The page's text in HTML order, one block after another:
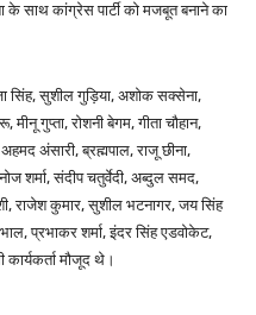
साथ कांग्रेस पार्टी को मजबूत बनाने का
सिंह, सुशील गुड़िया, अशोक सक्सेना,
गुप्ता, रोशनी बेगम, गीता चौहान,
अंसारी, ब्रह्मपाल, राजू छीना,
शर्मा, संदीप चतुर्वेदी, अब्दुल समद,
राजेश कुमार, सुशील भटनागर, जय सिंह
प्रभाकर शर्मा, इंदर सिंह एडवोकेट,
मौजूद थे।